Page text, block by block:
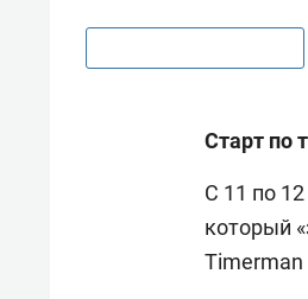
Старт по
С 11 по
который
Timerman